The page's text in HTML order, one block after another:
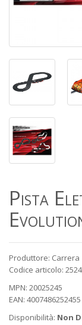
Pista
Produttore: Carrera
Codice articolo:
MPN: 20025245
EAN: 4007486252455
Disponibilità: Non